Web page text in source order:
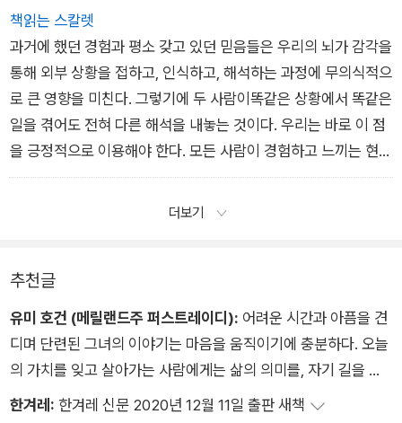
책읽는 스칼렛
과거에 했던 경험과 평소 갖고 있던 믿음들은 우리의 뇌가 감각을
통해 외부 상황을 접하고, 인식하고, 해석하는 과정에 무의식적으
로 큰 영향을 미친다. 그렇기에 두 사람이똑같은 상황에서 똑같은
일을 겪어도 전혀 다른 해석을 내놓는 것이다. 우리는 바로 이 점
을 긍정적으로 이용해야 한다. 모든 사람이 경험하고 느끼는 현실
이 다 다르다면, 결국내가 보는 현실을 나의 생각에 따라 만들어
갈 수 있지 않을까. 남편의 확신과 달리, 그 이후 나는 분실물 보
더보기
추천글
유미 호건 (메릴랜드주 퍼스트레이디): 어려운 시간과 아픔을 견
디며 단련된 그녀의 이야기는 마음을 움직이기에 충분하다. 오늘
의 가치를 잊고 살아가는 사람에게는 삶의 의미를, 자기 길을 개
척하고 앞으로 나아가고자 하는 젊은 세대에게는 꿈과 용기를 심
한겨레: 한겨레 신문 2020년 12월 11일 출판 새책